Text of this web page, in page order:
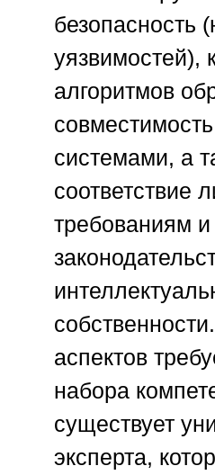
безопасность
уязвимостей),
алгоритмов
системами, а
соответствие
требованиям и
аспектов
набора
существует
эксперта,